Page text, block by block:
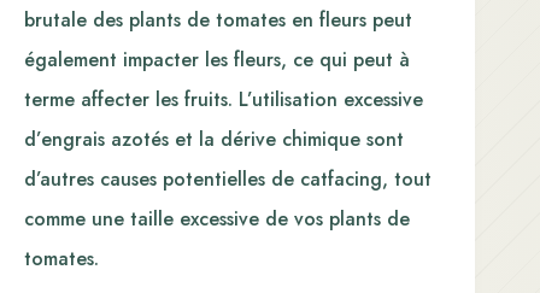
brutale des plants de tomates en fleurs peut
également impacter les fleurs, ce qui peut à
terme affecter les fruits. L’utilisation excessive
d’engrais azotés et la dérive chimique sont
d’autres causes potentielles de catfacing, tout
comme une taille excessive de vos plants de
tomates.